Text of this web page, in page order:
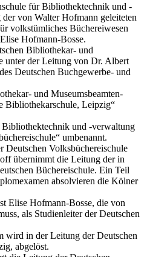
für Bibliothektechnik und -
von Walter Hofmann geleiteten
volkstümliches Büchereiwesen
Hofmann-Bosse.
Bibliothekar- und
unter der Leitung von Dr. Albert
Deutschen Buchgewerbe- und
und Museumsbeamten-
Bibliothekarschule, Leipzig“
und -verwaltung
umbenannt.
Deutschen Volksbüchereischule
übernimmt die Leitung der in
Büchereischule. Ein Teil
absolvieren die Kölner
Elise Hofmann-Bosse, die von
als Studienleiter der Deutschen
wird in der Leitung der Deutschen
abgelöst.